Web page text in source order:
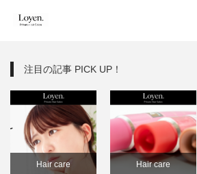
注目の記事 PICK UP！
Hair care Hair care